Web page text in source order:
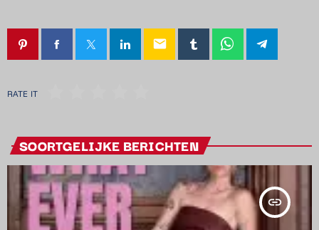
email
RATE IT
SOORTGELIJKE BERICHTEN
insert_link